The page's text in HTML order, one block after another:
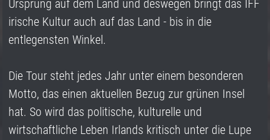
Ursprung auf dem Land und deswegen bringt das IFF
irische Kultur auch auf das Land - bis in die
entlegensten Winkel.
Die Tour steht jedes Jahr unter einem besonderen
Motto, das einen aktuellen Bezug zur grünen Insel
hat. So wird das politische, kulturelle und
wirtschaftliche Leben Irlands kritisch unter die Lupe